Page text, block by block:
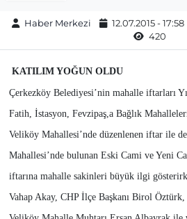
Haber Merkezi 12.07.2015 - 17:58
420
KATILIM YOĞUN OLDU
Çerkezköy Belediyesi’nin mahalle iftarları
Fatih, İstasyon, Fevzipaş,a Bağlık
Veliköy Mahallesi’nde düzenlenen iftar ile
Mahallesi’nde bulunan Eski Cami ve Yeni
iftarına mahalle sakinleri büyük ilgi
Vahap Akay, CHP İlçe Başkanı Birol